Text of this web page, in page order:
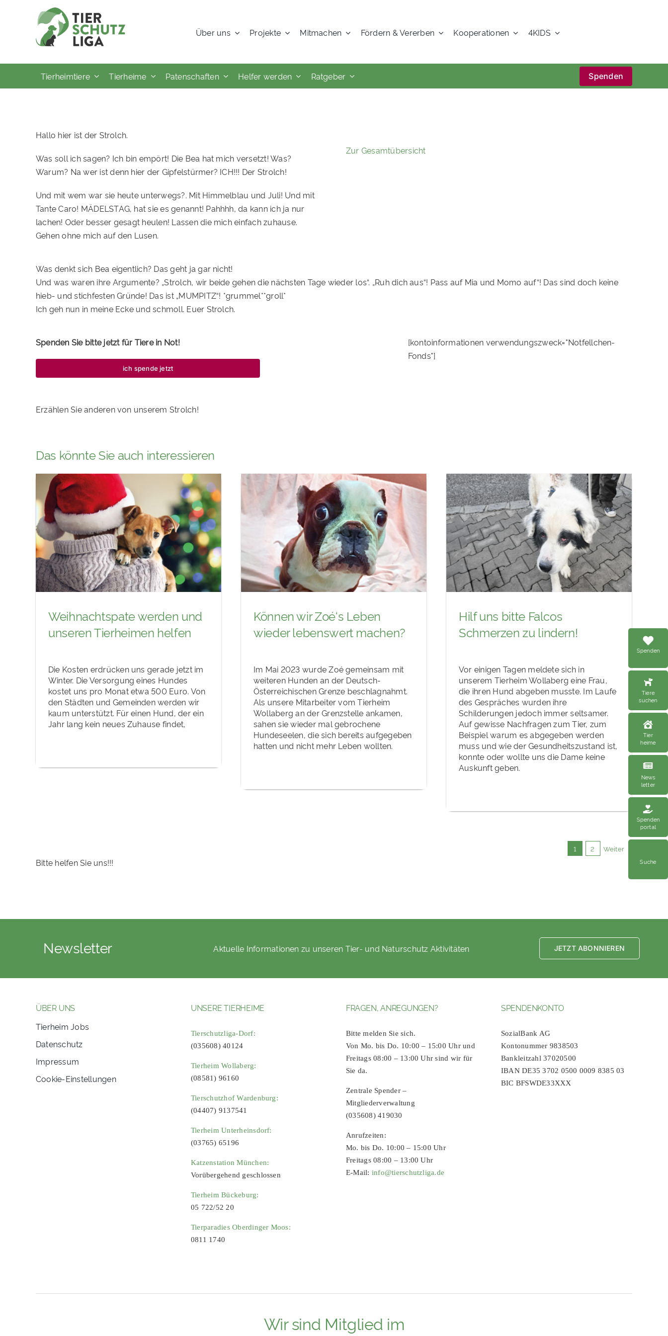
Über uns Projekte Mitmachen Fördern & Vererben Kooperationen 4KIDS
Tierheimtiere Tierheime Patenschaften Helfer werden Ratgeber Spenden
Spenden
Tiere
suchen
Tier
heime
News
letter
Spenden
portal
Suche
Hallo hier ist der Strolch.
Was soll ich sagen? Ich bin empört! Die Bea hat mich versetzt! Was?
Warum? Na wer ist denn hier der Gipfelstürmer? ICH!!! Der Strolch!
Und mit wem war sie heute unterwegs?. Mit Himmelblau und Juli! Und mit
Tante Caro! MÄDELSTAG, hat sie es genannt! Pahhhh, da kann ich ja nur
lachen! Oder besser gesagt heulen! Lassen die mich einfach zuhause.
Gehen ohne mich auf den Lusen.
Zur Gesamtübersicht
Was denkt sich Bea eigentlich? Das geht ja gar nicht!
Und was waren ihre Argumente? „Strolch, wir beide gehen die nächsten Tage wieder los“. „Ruh dich aus“! Pass auf Mia und Momo auf“! Das sind doch keine
hieb- und stichfesten Gründe! Das ist „MUMPITZ“! *grummel**groll*
Ich geh nun in meine Ecke und schmoll. Euer Strolch.
Spenden Sie bitte jetzt für Tiere in Not!
ich spende jetzt
[kontoinformationen verwendungszweck="Notfellchen-
Fonds"]
Erzählen Sie anderen von unserem Strolch!
Das könnte Sie auch interessieren
Weihnachtspate werden und
unseren Tierheimen helfen
Die Kosten erdrücken uns gerade jetzt im
Winter. Die Versorgung eines Hundes
kostet uns pro Monat etwa 500 Euro. Von
den Städten und Gemeinden werden wir
kaum unterstützt. Für einen Hund, der ein
Jahr lang kein neues Zuhause findet,
Können wir Zoé‘s Leben
wieder lebenswert machen?
Im Mai 2023 wurde Zoé gemeinsam mit
weiteren Hunden an der Deutsch-
Österreichischen Grenze beschlagnahmt.
Als unsere Mitarbeiter vom Tierheim
Wollaberg an der Grenzstelle ankamen,
sahen sie wieder mal gebrochene
Hundeseelen, die sich bereits aufgegeben
hatten und nicht mehr Leben wollten.
Hilf uns bitte Falcos
Schmerzen zu lindern!
Vor einigen Tagen meldete sich in
unserem Tierheim Wollaberg eine Frau,
die ihren Hund abgeben musste. Im Laufe
des Gespräches wurden ihre
Schilderungen jedoch immer seltsamer.
Auf gewisse Nachfragen zum Tier, zum
Beispiel warum es abgegeben werden
muss und wie der Gesundheitszustand ist,
konnte oder wollte uns die Dame keine
Auskunft geben.
1 2 Weiter
Bitte helfen Sie uns!!!
Newsletter Aktuelle Informationen zu unseren Tier- und Naturschutz Aktivitäten JETZT ABONNIEREN
ÜBER UNS
Tierheim Jobs
Datenschutz
Impressum
Cookie-Einstellungen
UNSERE TIERHEIME
Tierschutzliga-Dorf:
(035608) 40124
Tierheim Wollaberg:
(08581) 96160
Tierschutzhof Wardenburg:
(04407) 9137541
Tierheim Unterheinsdorf:
(03765) 65196
Katzenstation München:
Vorübergehend geschlossen
Tierheim Bückeburg:
05 722/52 20
Tierparadies Oberdinger Moos:
0811 1740
FRAGEN, ANREGUNGEN?
Bitte melden Sie sich.
Von Mo. bis Do. 10:00 – 15:00 Uhr und
Freitags 08:00 – 13:00 Uhr sind wir für
Sie da.
Zentrale Spender –
Mitgliederverwaltung
(035608) 419030
Anrufzeiten:
Mo. bis Do. 10:00 – 15:00 Uhr
Freitags 08:00 – 13:00 Uhr
E-Mail: info@tierschutzliga.de
SPENDENKONTO
SozialBank AG
Kontonummer 9838503
Bankleitzahl 37020500
IBAN DE35 3702 0500 0009 8385 03
BIC BFSWDE33XXX
Wir sind Mitglied im